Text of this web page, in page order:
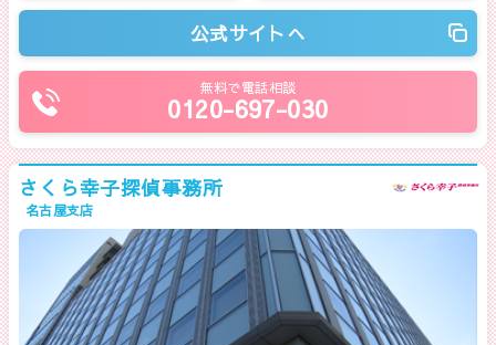
公式サイトへ
無料で電話相談
0120-697-030
さくら幸子探偵事務所
名古屋支店